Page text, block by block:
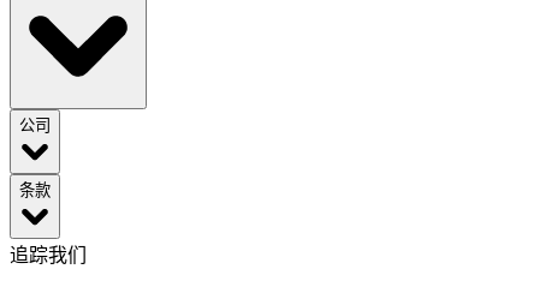
公司
条款
追踪我们